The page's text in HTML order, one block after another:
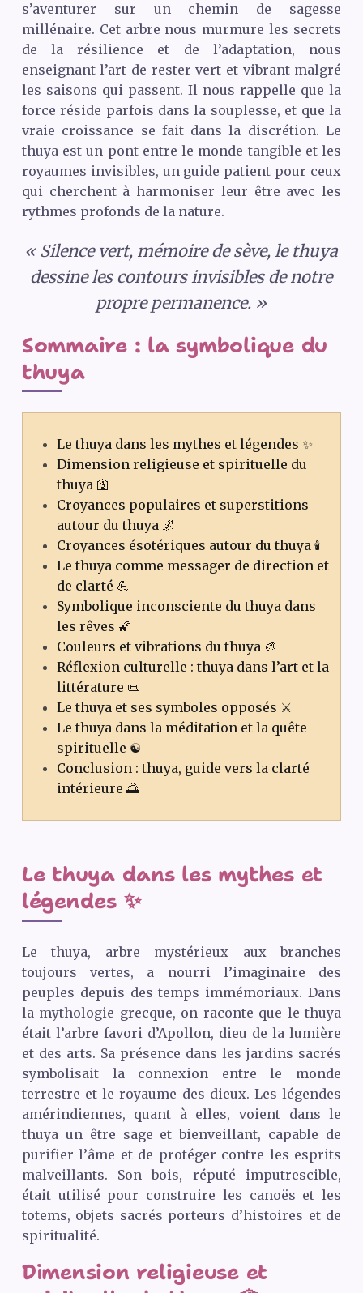
s’aventurer sur un chemin de sagesse
millénaire. Cet arbre nous murmure les secrets
de la résilience et de l’adaptation, nous
enseignant l’art de rester vert et vibrant malgré
les saisons qui passent. Il nous rappelle que la
force réside parfois dans la souplesse, et que la
vraie croissance se fait dans la discrétion. Le
thuya est un pont entre le monde tangible et les
royaumes invisibles, un guide patient pour ceux
qui cherchent à harmoniser leur être avec les
rythmes profonds de la nature.
« Silence vert, mémoire de sève, le thuya
dessine les contours invisibles de notre
propre permanence. »
Sommaire : la symbolique du
thuya
Le thuya dans les mythes et légendes ✨
Dimension religieuse et spirituelle du
thuya 🛐
Croyances populaires et superstitions
autour du thuya 🌌
Croyances ésotériques autour du thuya 🕯️
Le thuya comme messager de direction et
de clarté 💪
Symbolique inconsciente du thuya dans
les rêves 🌠
Couleurs et vibrations du thuya 🎨
Réflexion culturelle : thuya dans l’art et la
littérature 📜
Le thuya et ses symboles opposés ⚔️
Le thuya dans la méditation et la quête
spirituelle ☯️
Conclusion : thuya, guide vers la clarté
intérieure 🌅
Le thuya dans les mythes et
légendes ✨
Le thuya, arbre mystérieux aux branches
toujours vertes, a nourri l’imaginaire des
peuples depuis des temps immémoriaux. Dans
la mythologie grecque, on raconte que le thuya
était l’arbre favori d’Apollon, dieu de la lumière
et des arts. Sa présence dans les jardins sacrés
symbolisait la connexion entre le monde
terrestre et le royaume des dieux. Les légendes
amérindiennes, quant à elles, voient dans le
thuya un être sage et bienveillant, capable de
purifier l’âme et de protéger contre les esprits
malveillants. Son bois, réputé imputrescible,
était utilisé pour construire les canoës et les
totems, objets sacrés porteurs d’histoires et de
spiritualité.
Dimension religieuse et